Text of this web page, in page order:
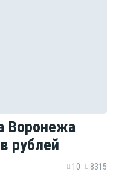
Воронежа
рублей
10 8315